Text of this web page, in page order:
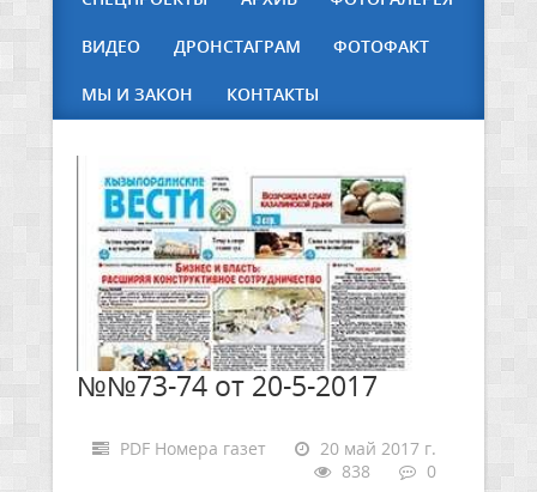
ВИДЕО ДРОНСТАГРАМ ФОТОФАКТ
МЫ И ЗАКОН КОНТАКТЫ
№№73-74 от 20-5-2017
PDF Номера газет
20 май 2017 г.
838
0